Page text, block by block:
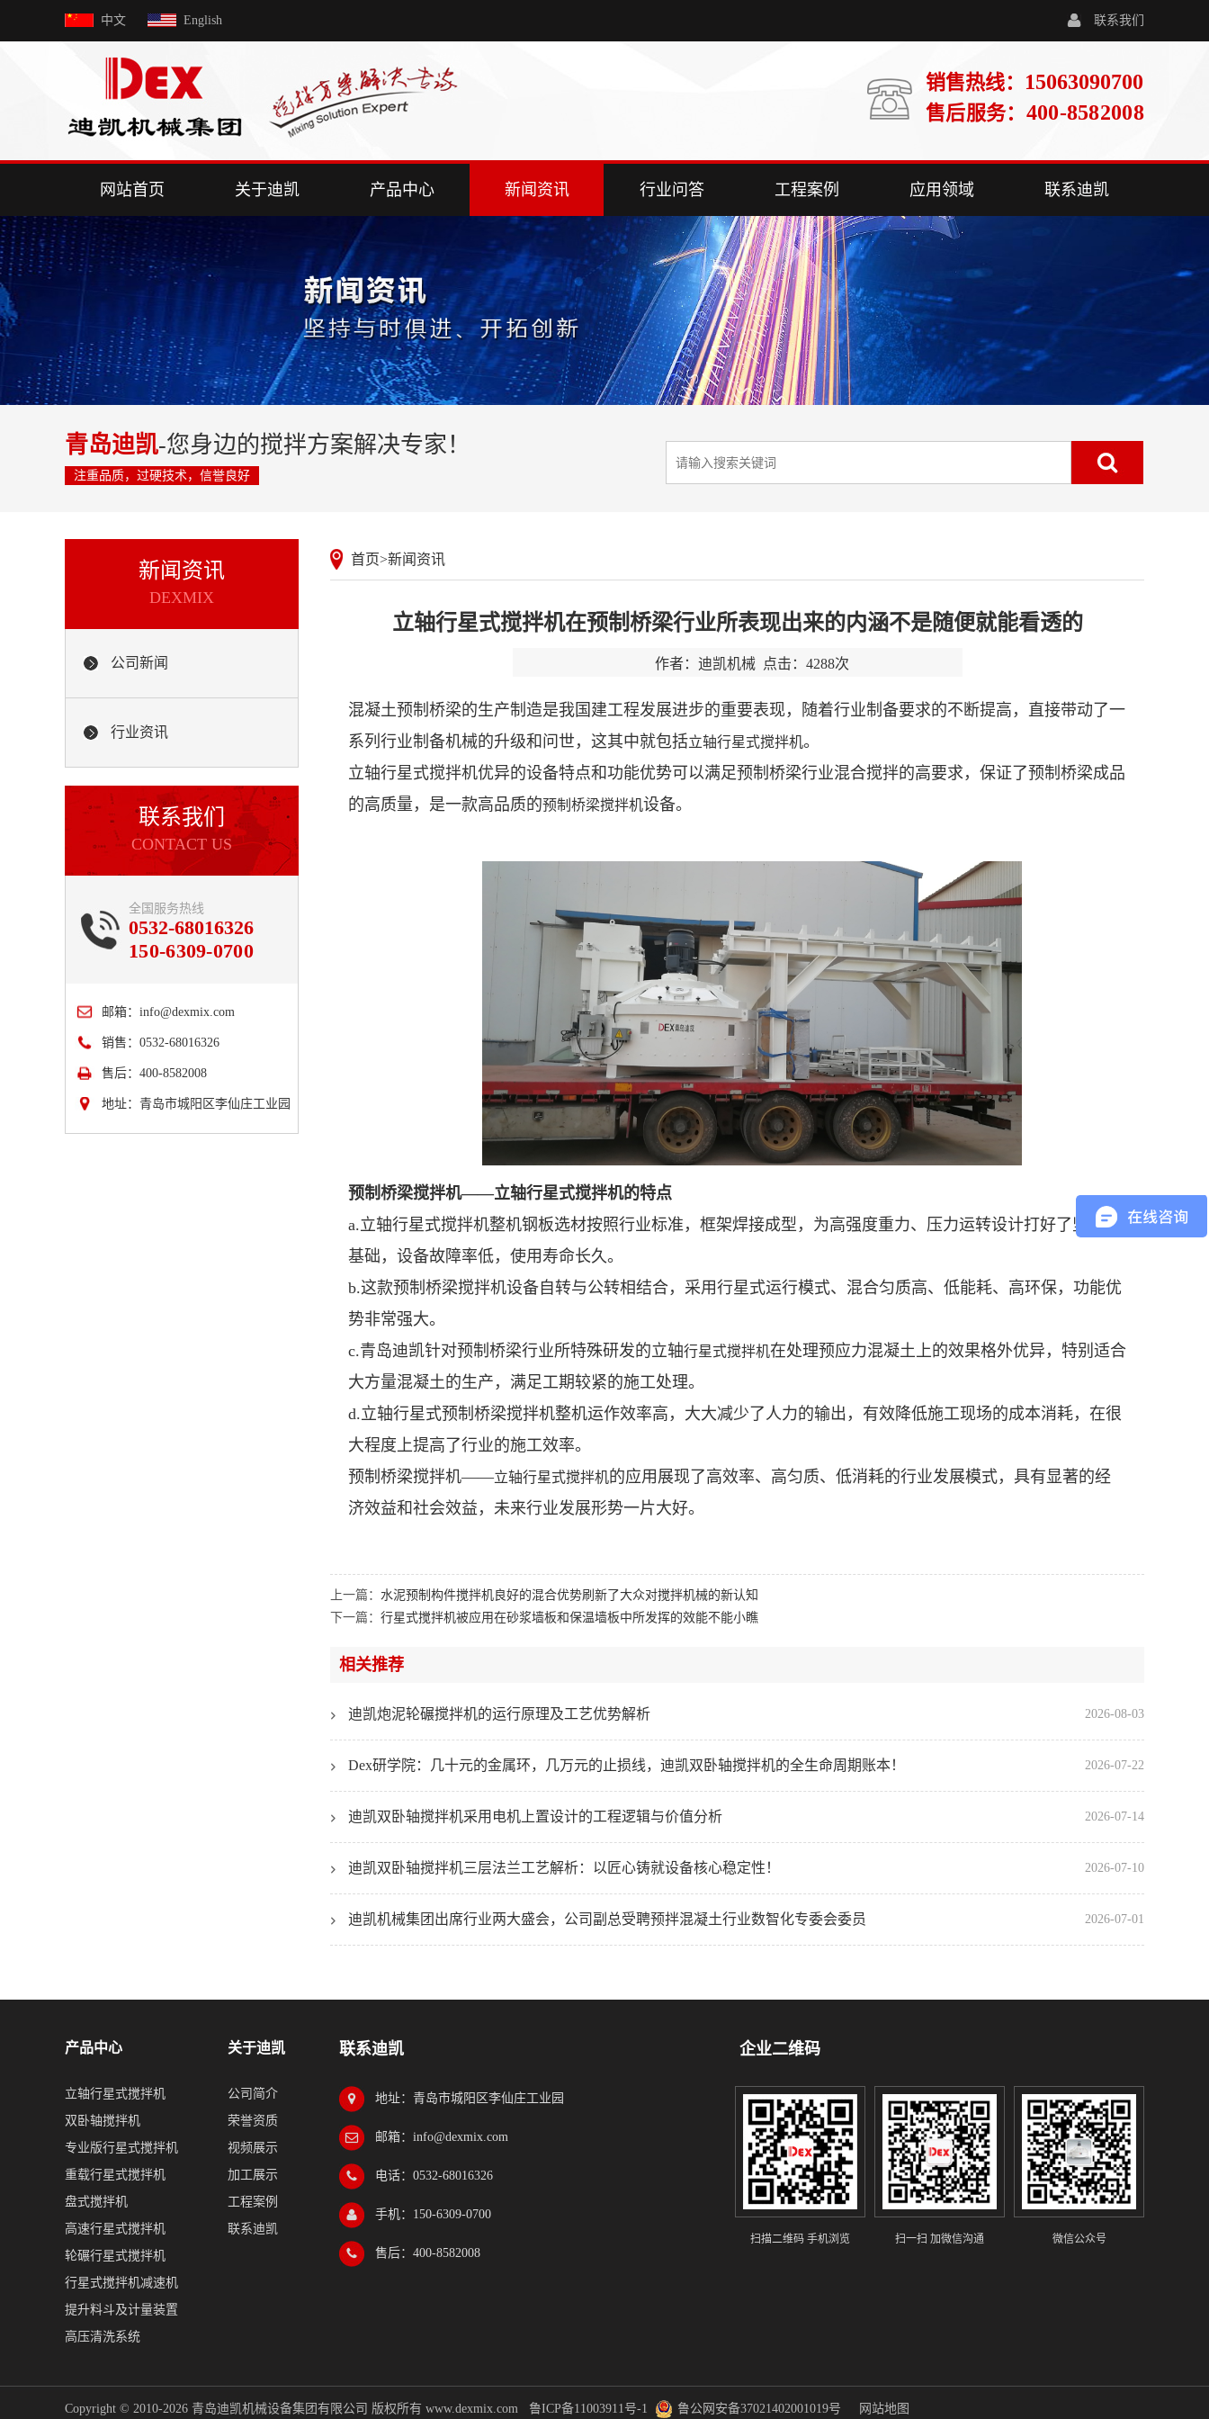
中文 English 联系我们
销售热线： 15063090700
售后服务： 400-8582008
网站首页 关于迪凯 产品中心 新闻资讯 行业问答 工程案例 应用领域 联系迪凯
青岛迪凯-您身边的搅拌方案解决专家！
注重品质，过硬技术，信誉良好
新闻资讯
DEXMIX
公司新闻
行业资讯
联系我们
CONTACT US
全国服务热线
0532-68016326
150-6309-0700
邮箱： info@dexmix.com
销售：0532-68016326
售后：400-8582008
地址：青岛市城阳区李仙庄工业园
首页>新闻资讯
立轴行星式搅拌机在预制桥梁行业所表现出来的内涵不是随便就能看透的
作者：迪凯机械 点击：4288次
混凝土预制桥梁的生产制造是我国建工程发展进步的重要表现，随着行业制备要求的不断提高，直接带动了一
系列行业制备机械的升级和问世，这其中就包括立轴行星式搅拌机。
立轴行星式搅拌机优异的设备特点和功能优势可以满足预制桥梁行业混合搅拌的高要求，保证了预制桥梁成品
的高质量，是一款高品质的预制桥梁搅拌机设备。
预制桥梁搅拌机——立轴行星式搅拌机的特点
a.立轴行星式搅拌机整机钢板选材按照行业标准，框架焊接成型，为高强度重力、压力运转设计打好了坚实的
基础，设备故障率低，使用寿命长久。
b.这款预制桥梁搅拌机设备自转与公转相结合，采用行星式运行模式、混合匀质高、低能耗、高环保，功能优
势非常强大。
c.青岛迪凯针对预制桥梁行业所特殊研发的立轴行星式搅拌机在处理预应力混凝土上的效果格外优异，特别适合
大方量混凝土的生产，满足工期较紧的施工处理。
d.立轴行星式预制桥梁搅拌机整机运作效率高，大大减少了人力的输出，有效降低施工现场的成本消耗，在很
大程度上提高了行业的施工效率。
预制桥梁搅拌机——立轴行星式搅拌机的应用展现了高效率、高匀质、低消耗的行业发展模式，具有显著的经
济效益和社会效益，未来行业发展形势一片大好。
上一篇： 水泥预制构件搅拌机良好的混合优势刷新了大众对搅拌机械的新认知
下一篇： 行星式搅拌机被应用在砂浆墙板和保温墙板中所发挥的效能不能小瞧
相关推荐
2026-08-03
迪凯炮泥轮碾搅拌机的运行原理及工艺优势解析
2026-07-22
Dex研学院：几十元的金属环，几万元的止损线，迪凯双卧轴搅拌机的全生命周期账本！
2026-07-14
迪凯双卧轴搅拌机采用电机上置设计的工程逻辑与价值分析
2026-07-10
迪凯双卧轴搅拌机三层法兰工艺解析：以匠心铸就设备核心稳定性！
2026-07-01
迪凯机械集团出席行业两大盛会，公司副总受聘预拌混凝土行业数智化专委会委员
产品中心
立轴行星式搅拌机
双卧轴搅拌机
专业版行星式搅拌机
重载行星式搅拌机
盘式搅拌机
高速行星式搅拌机
轮碾行星式搅拌机
行星式搅拌机减速机
提升料斗及计量装置
高压清洗系统
关于迪凯
公司简介
荣誉资质
视频展示
加工展示
工程案例
联系迪凯
联系迪凯
地址：青岛市城阳区李仙庄工业园
邮箱：info@dexmix.com
电话：0532-68016326
手机：150-6309-0700
售后：400-8582008
企业二维码
扫描二维码 手机浏览 扫一扫 加微信沟通 微信公众号
Copyright © 2010-2026 青岛迪凯机械设备集团有限公司 版权所有 www.dexmix.com 鲁ICP备11003911号-1 鲁公网安备37021402001019号 网站地图